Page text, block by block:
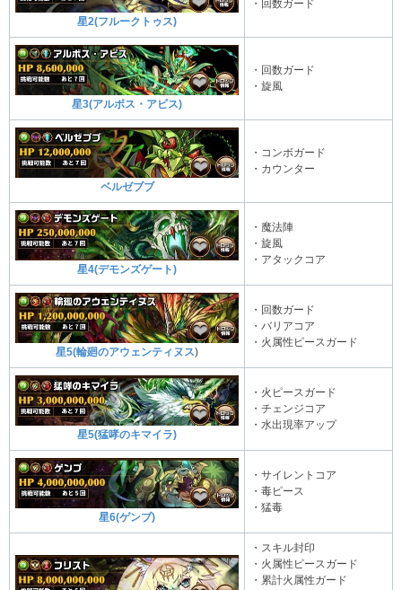
星2(フルークトゥス)
・回数ガード
星3(アルボス・アビス)
・回数ガード
・旋風
ベルゼブブ
・コンボガード
・カウンター
星4(デモンズゲート)
・魔法陣
・旋風
・アタックコア
星5(輪廻のアウェンティヌス)
・回数ガード
・バリアコア
・火属性ピースガード
星5(猛哮のキマイラ)
・火ピースガード
・チェンジコア
・水出現率アップ
星6(ゲンブ)
・サイレントコア
・毒ピース
・猛毒
・スキル封印
・火属性ピースガード
・累計火属性ガード